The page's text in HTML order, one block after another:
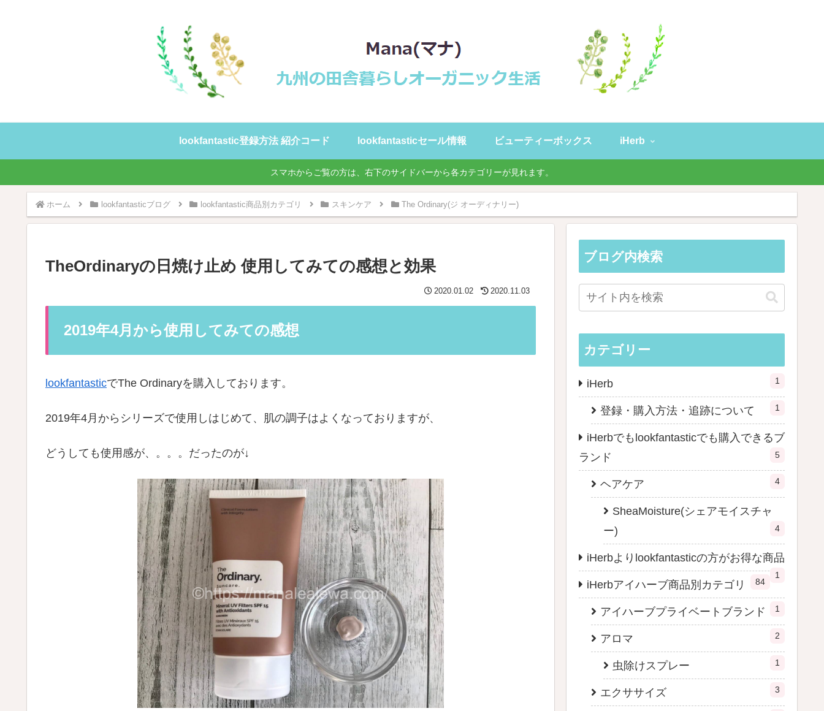
lookfantastic登録方法 紹介コード lookfantasticセール情報 ビューティーボックス iHerb
スマホからご覧の方は、右下のサイドバーから各カテゴリーが見れます。
ホーム lookfantasticブログ lookfantastic商品別カテゴリ スキンケア The Ordinary(ジ オーディナリー)
TheOrdinaryの日焼け止め 使用してみての感想と効果
2020.01.02 2020.11.03
2019年4月から使用してみての感想
lookfantasticでThe Ordinaryを購入しております。
2019年4月からシリーズで使用しはじめて、肌の調子はよくなっておりますが、
どうしても使用感が、。。。だったのが↓
ブログ内検索
カテゴリー
iHerb 1
登録・購入方法・追跡について 1
iHerbでもlookfantasticでも購入できるブ
ランド
5
ヘアケア 4
SheaMoisture(シェアモイスチャ
ー)
4
iHerbよりlookfantasticの方がお得な商品
1
iHerbアイハーブ商品別カテゴリ 84
アイハーブプライベートブランド 1
アロマ 2
虫除けスプレー 1
エクササイズ 3